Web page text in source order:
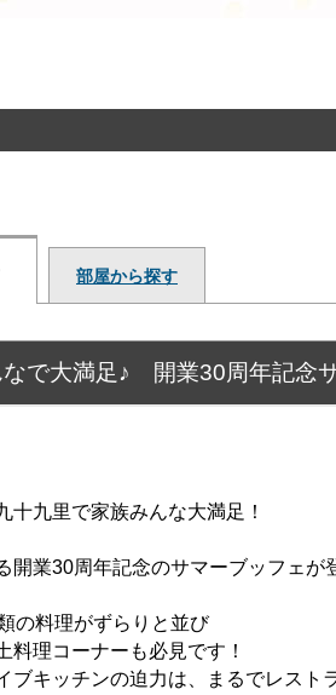
部屋から探す
なで大満足♪ 開業30周年記念
十九里で家族みんな大満足！
開業30周年記念のサマーブッフェが
の料理がずらりと並び
料理コーナーも必見です！
ブキッチンの迫力は、まるでレスト